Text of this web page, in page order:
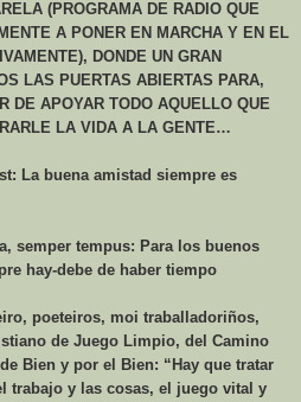
(PROGRAMA DE RADIO QUE
A PONER EN MARCHA Y EN EL
DONDE UN GRAN
LAS PUERTAS ABIERTAS PARA,
DE APOYAR TODO AQUELLO QUE
LA VIDA A LA GENTE…
La buena amistad siempre es
semper tempus: Para los buenos
hay-debe de haber tiempo
poeteiros, moi traballadoriños,
de Juego Limpio, del Camino
Bien y por el Bien: “Hay que tratar
trabajo y las cosas, el juego vital y